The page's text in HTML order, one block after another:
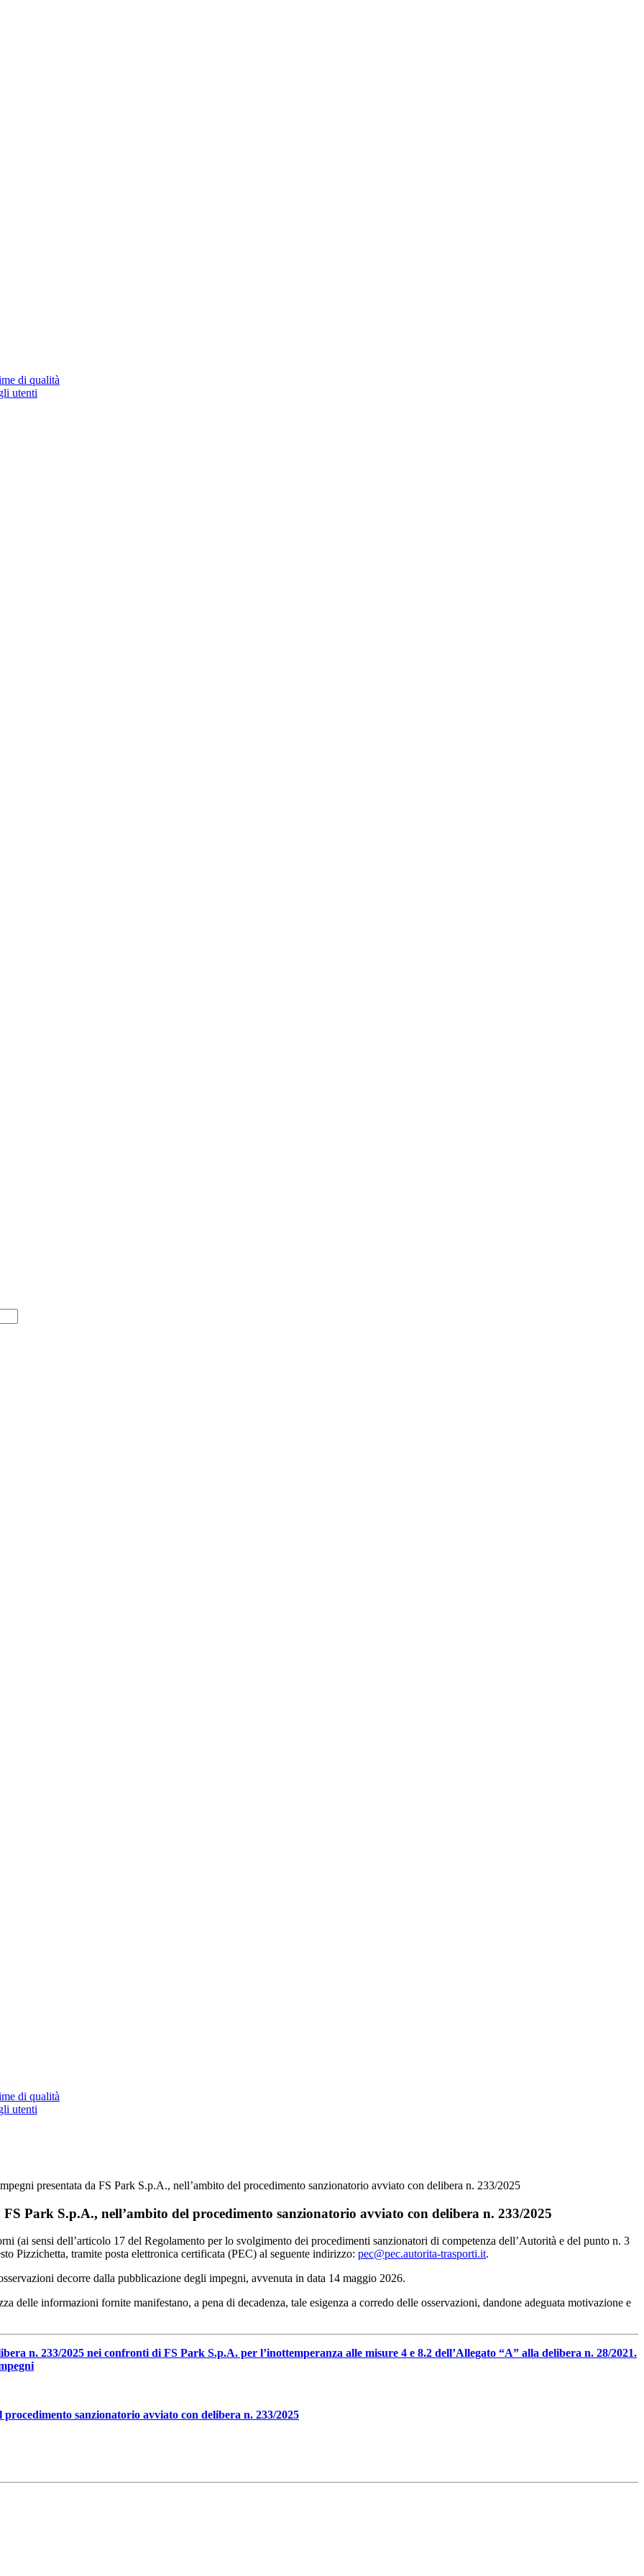
di qualità
utenti
di qualità
utenti
presentata da FS Park S.p.A., nell’ambito del procedimento sanzionatorio avviato con delibera n. 233/2025
Park S.p.A., nell’ambito del procedimento sanzionatorio avviato con delibera n. 233/2025
(ai sensi dell’articolo 17 del Regolamento per lo svolgimento dei procedimenti sanzionatori di competenza dell’Autorità e del punto n. 3
Pizzichetta, tramite posta elettronica certificata (PEC) al seguente indirizzo: pec@pec.autorita-trasporti.it.
decorre dalla pubblicazione degli impegni, avvenuta in data 14 maggio 2026.
delle informazioni fornite manifestano, a pena di decadenza, tale esigenza a corredo delle osservazioni, dandone adeguata motivazione e
n. 233/2025 nei confronti di FS Park S.p.A. per l’inottemperanza alle misure 4 e 8.2 dell’Allegato “A” alla delibera n. 28/2021.
sanzionatorio avviato con delibera n. 233/2025